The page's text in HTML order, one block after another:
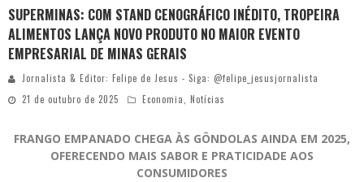
SUPERMINAS: COM STAND CENOGRÁFICO INÉDITO, TROPEIRA
ALIMENTOS LANÇA NOVO PRODUTO NO MAIOR EVENTO
EMPRESARIAL DE MINAS GERAIS
Jornalista & Editor: Felipe de Jesus - Siga: @felipe_jesusjornalista
21 de outubro de 2025
Economia, Notícias
FRANGO EMPANADO CHEGA ÀS GÔNDOLAS AINDA EM 2025,
OFERECENDO MAIS SABOR E PRATICIDADE AOS
CONSUMIDORES